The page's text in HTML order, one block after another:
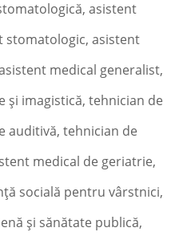
asistent
stomatologic, asistent
medical generalist,
şi imagistică, tehnician de
auditivă, tehnician de
medical de geriatrie,
socială pentru vârstnici,
şi sănătate publică,